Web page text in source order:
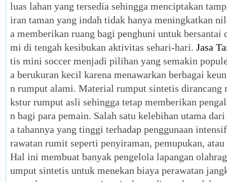
luas lahan yang tersedia sehingga menciptakan
iran taman yang indah tidak hanya meningkatkan
a memberikan ruang bagi penghuni untuk bersantai
mi di tengah kesibukan aktivitas sehari-hari. Jasa
tis mini soccer menjadi pilihan yang semakin
a berukuran kecil karena menawarkan berbagai
n rumput alami. Material rumput sintetis dirancang
kstur rumput asli sehingga tetap memberikan
n bagi para pemain. Salah satu kelebihan utama
a tahannya yang tinggi terhadap penggunaan
rawatan rumit seperti penyiraman, pemupukan,
Hal ini membuat banyak pengelola lapangan
umput sintetis untuk menekan biaya perawatan